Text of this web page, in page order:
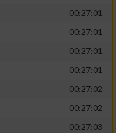
00:27:01
00:27:01
00:27:01
00:27:01
00:27:02
00:27:02
00:27:03